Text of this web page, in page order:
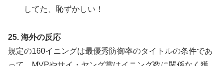
してた、恥ずかしい！
25. 海外の反応
規定の160イニングは最優秀防御率のタイトルの条件であ